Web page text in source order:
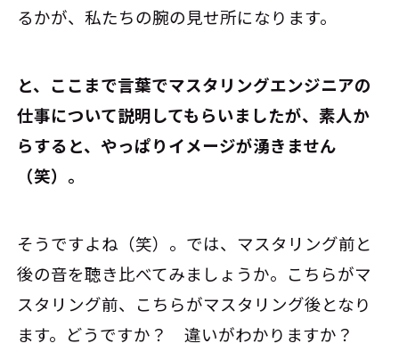
るかが、私たちの腕の見せ所になります。
――と、ここまで言葉でマスタリングエンジニアの
仕事について説明してもらいましたが、素人か
らすると、やっぱりイメージが湧きません
（笑）。
そうですよね（笑）。では、マスタリング前と
後の音を聴き比べてみましょうか。こちらがマ
スタリング前、こちらがマスタリング後となり
ます。どうですか？ 違いがわかりますか？